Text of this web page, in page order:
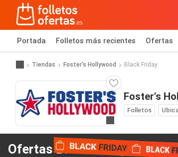
Portada Folletos más recientes Ofertas
Tiendas Foster's Hollywood Black Friday
Foster's
Folletos
Ofertas Black Friday de Foster's